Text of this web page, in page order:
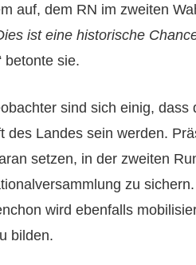
auf, dem RN im zweiten
ist eine historische
betonte sie.
sind sich einig, dass
des Landes sein werden.
setzen, in der zweiten
zu
wird ebenfalls
bilden.